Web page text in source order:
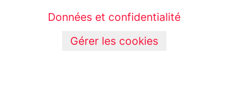
Données et confidentialité
Gérer les cookies